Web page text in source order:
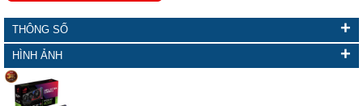
THÔNG SỐ +
HÌNH ẢNH +